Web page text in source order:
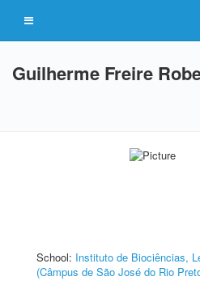
Guilherme Freire
School: Instituto de Biociências,
(Câmpus de São José do Rio